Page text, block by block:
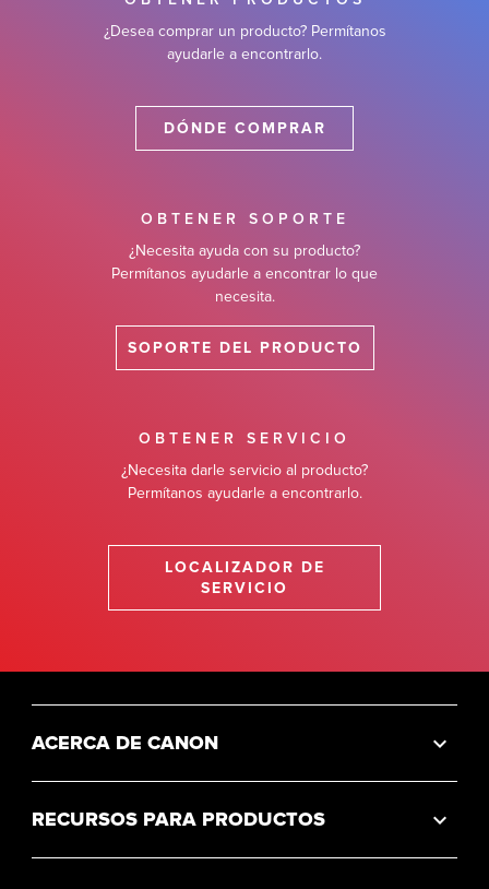
¿Desea comprar un producto? Permítanos
ayudarle a encontrarlo.
DÓNDE COMPRAR
OBTENER SOPORTE
¿Necesita ayuda con su producto?
Permítanos ayudarle a encontrar lo que
necesita.
SOPORTE DEL PRODUCTO
OBTENER SERVICIO
¿Necesita darle servicio al producto?
Permítanos ayudarle a encontrarlo.
LOCALIZADOR DE
SERVICIO
ACERCA DE CANON
RECURSOS PARA PRODUCTOS